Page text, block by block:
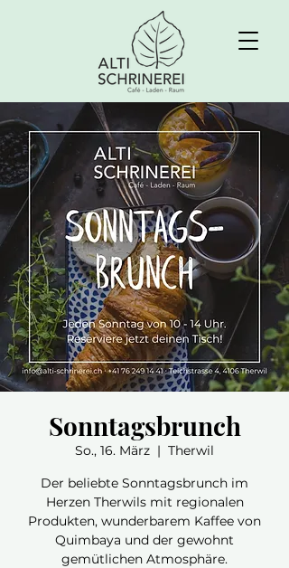
Sonntagsbrunch
So., 16. März
  |
Therwil
Der beliebte Sonntagsbrunch im
Herzen Therwils mit regionalen
Produkten, wunderbarem Kaffee von
Quimbaya und der gewohnt
gemütlichen Atmosphäre.